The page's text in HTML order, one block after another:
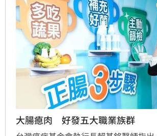
大腸瘜肉 好發五大職業族群